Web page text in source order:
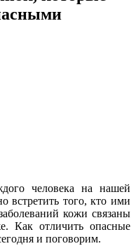
человека на нашей
встретить того, кто ими
кожи связаны
Как отличить опасные
и поговорим.